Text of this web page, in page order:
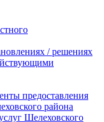
/ решениях
предоставления
района
Шелеховского